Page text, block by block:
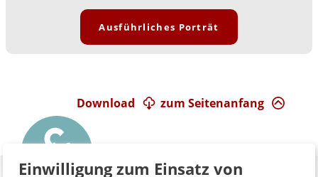
Ausführliches Porträt
zum Seitenanfang
Download
Einwilligung zum Einsatz von